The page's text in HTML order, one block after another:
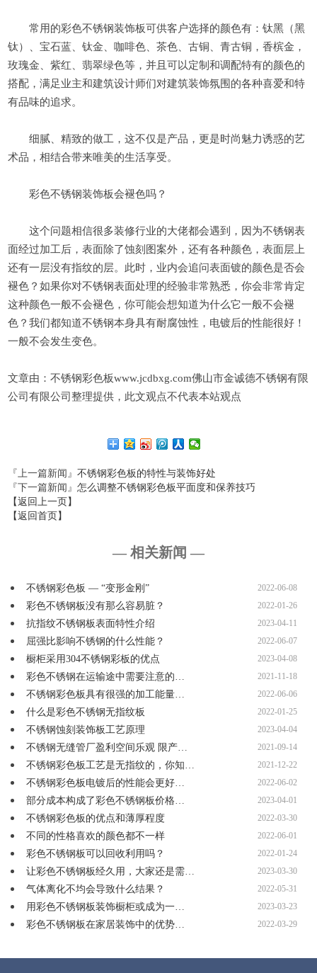
常用的彩色不锈钢装饰板可供客户选择的颜色有：钛黑（黑
钛）、宝石蓝、钛金、咖啡色、茶色、古铜、青古铜，香槟金，
玫瑰金、紫红、翡翠绿色等，并且可以定制和调配特有的颜色的
搭配，满足业主和建筑设计师们对建筑装饰氛围的各种喜爱和特
有品味的追求。
细腻、精致的做工，这不仅是产品，更是时尚魅力诱惑的艺
术品，相结合带来唯美的生活享受。
彩色不锈钢装饰板会褪色吗？
这个问题相信很多装修行业的大佬都会遇到，因为不锈钢表
面经过加工后，表面除了蚀刻图案外，还有各种颜色，表面层上
还有一层没有指纹的层。此时，业内会追问表面镀的颜色是否会
褪色？如果你对不锈钢表面处理的经验非常熟悉，你会非常肯定
这种颜色一般不会褪色，你可能会想知道为什么它一般不会褪
色？我们都知道不锈钢本身具有耐腐蚀性，电镀后的性能很好！
一般不会发生变色。
文章由：不锈钢彩色板www.jcdbxg.com佛山市金诚德不锈钢有限
公司有限公司整理提供，此文观点不代表本站观点
『上一篇新闻』不锈钢彩色板的特性与装饰好处
『下一篇新闻』怎么调整不锈钢彩色板平面度和保养技巧
【返回上一页】
【返回首页】
— 相关新闻 —
不锈钢彩色板 — “变形金刚” 2022-06-08
彩色不锈钢板没有那么容易脏？ 2022-01-26
抗指纹不锈钢板表面特性介绍 2023-04-11
屈强比影响不锈钢的什么性能？ 2022-06-07
橱柜采用304不锈钢彩板的优点 2023-04-08
彩色不锈钢在运输途中需要注意的… 2021-11-18
不锈钢彩色板具有很强的加工能量… 2022-06-06
什么是彩色不锈钢无指纹板 2022-01-25
不锈钢蚀刻装饰板工艺原理 2023-04-04
不锈钢无缝管厂盈利空间乐观 限产… 2021-09-14
不锈钢彩色板工艺是无指纹的，你知… 2021-12-22
不锈钢彩色板电镀后的性能会更好… 2022-06-02
部分成本构成了彩色不锈钢板价格… 2023-04-01
不锈钢彩色板的优点和薄厚程度 2022-03-30
不同的性格喜欢的颜色都不一样 2022-06-01
彩色不锈钢板可以回收利用吗？ 2022-01-24
让彩色不锈钢板经久用，大家还是需… 2023-03-30
气体离化不均会导致什么结果？ 2022-05-31
用彩色不锈钢板装饰橱柜或成为一… 2023-03-23
彩色不锈钢板在家居装饰中的优势… 2022-03-29